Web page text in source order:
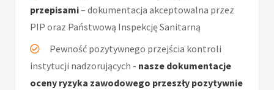
przepisami– dokumentacja akceptowalna przez
PIP oraz Państwową Inspekcję Sanitarną
Pewność pozytywnego przejścia kontroli
instytucji nadzorujących - nasze dokumentacje
oceny ryzyka zawodowego przeszły pozytywnie